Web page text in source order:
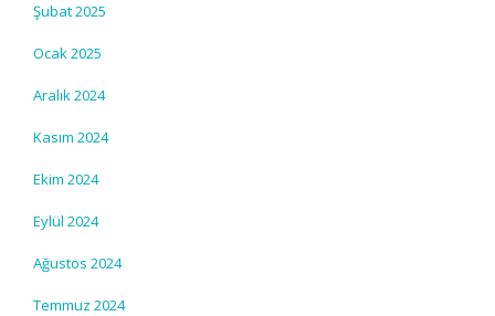
Şubat 2025
Ocak 2025
Aralık 2024
Kasım 2024
Ekim 2024
Eylül 2024
Ağustos 2024
Temmuz 2024